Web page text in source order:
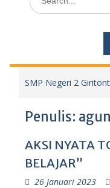
for:
SMP Negeri 2
Penulis:
AKSI NYATA
BELAJAR”
26 Januari 2023